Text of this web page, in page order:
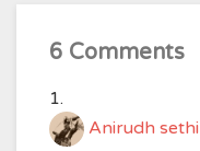
6 Comments
Anirudh sethi